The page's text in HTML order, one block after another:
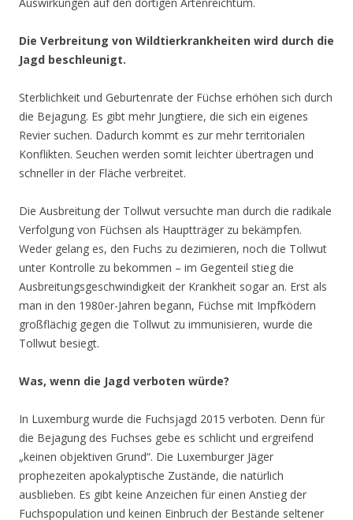
Die Verbreitung von Wildtierkrankheiten wird durch die
Jagd beschleunigt.
Sterblichkeit und Geburtenrate der Füchse erhöhen sich durch
die Bejagung. Es gibt mehr Jungtiere, die sich ein eigenes
Revier suchen. Dadurch kommt es zur mehr territorialen
Konflikten. Seuchen werden somit leichter übertragen und
schneller in der Fläche verbreitet.
Die Ausbreitung der Tollwut versuchte man durch die radikale
Verfolgung von Füchsen als Hauptträger zu bekämpfen.
Weder gelang es, den Fuchs zu dezimieren, noch die Tollwut
unter Kontrolle zu bekommen – im Gegenteil stieg die
Ausbreitungsgeschwindigkeit der Krankheit sogar an. Erst als
man in den 1980er-Jahren begann, Füchse mit Impfködern
großflächig gegen die Tollwut zu immunisieren, wurde die
Tollwut besiegt.
Was, wenn die Jagd verboten würde?
In Luxemburg wurde die Fuchsjagd 2015 verboten. Denn für
die Bejagung des Fuchses gebe es schlicht und ergreifend
„keinen objektiven Grund“. Die Luxemburger Jäger
prophezeiten apokalyptische Zustände, die natürlich
ausblieben. Es gibt keine Anzeichen für einen Anstieg der
Fuchspopulation und keinen Einbruch der Bestände seltener